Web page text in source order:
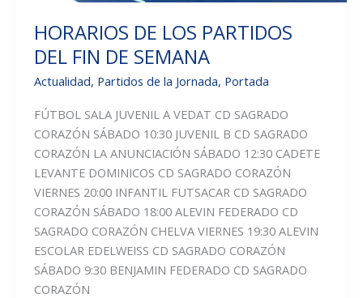
HORARIOS DE LOS PARTIDOS
DEL FIN DE SEMANA
Actualidad, Partidos de la Jornada, Portada
FÚTBOL SALA JUVENIL A VEDAT CD SAGRADO
CORAZÓN SÁBADO 10:30 JUVENIL B CD SAGRADO
CORAZÓN LA ANUNCIACIÓN SÁBADO 12:30 CADETE
LEVANTE DOMINICOS CD SAGRADO CORAZÓN
VIERNES 20:00 INFANTIL FUTSACAR CD SAGRADO
CORAZÓN SÁBADO 18:00 ALEVIN FEDERADO CD
SAGRADO CORAZÓN CHELVA VIERNES 19:30 ALEVIN
ESCOLAR EDELWEISS CD SAGRADO CORAZÓN
SÁBADO 9:30 BENJAMIN FEDERADO CD SAGRADO
CORAZÓN